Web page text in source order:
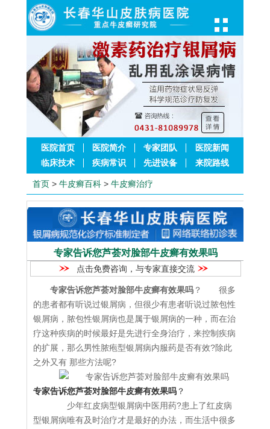
医院首页 医院简介 专家团队
医院新闻
临床技术
疾病常识 先进设备 来院路线
首页 > 牛皮癣百科 > 牛皮癣治疗
专家告诉您芦荟对脸部牛皮癣有效果吗
点击免费咨询，与专家直接交流
专家告诉您芦荟对脸部牛皮癣有效果吗 ？ 很多
的患者都有听说过银屑病，但很少有患者听说过脓包性
银屑病，脓包性银屑病也是属于银屑病的一种，而在治
疗这种疾病的时候最好是先进行全身治疗，来控制疾病
的扩展，那么男性脓疱型银屑病内服药是否有效?除此
之外又有 那些方法呢?
专家告诉您芦荟对脸部牛皮癣有效果吗 ？
少年红皮病型银屑病中医用药?患上了红皮病
型银屑病唯有及时治疗才是最好的办法，而生活中很多